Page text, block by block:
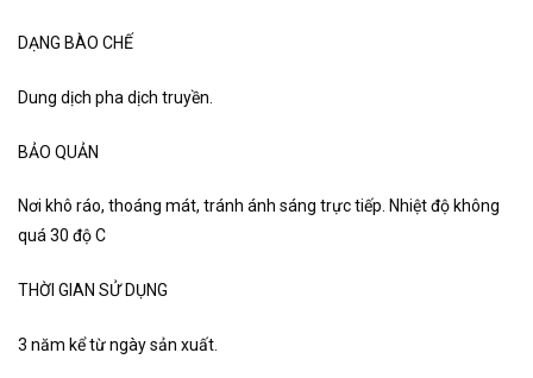
DẠNG BÀO CHẾ
Dung dịch pha dịch truyền.
BẢO QUẢN
Nơi khô ráo, thoáng mát, tránh ánh sáng trực tiếp. Nhiệt độ không
quá 30 độ C
THỜI GIAN SỬ DỤNG
3 năm kể từ ngày sản xuất.